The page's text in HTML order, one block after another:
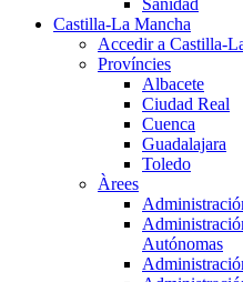
Sanidad
Castilla-La Mancha
Accedir a Castilla-
Províncies
Albacete
Ciudad Real
Cuenca
Guadalajara
Toledo
Àrees
Autónomas